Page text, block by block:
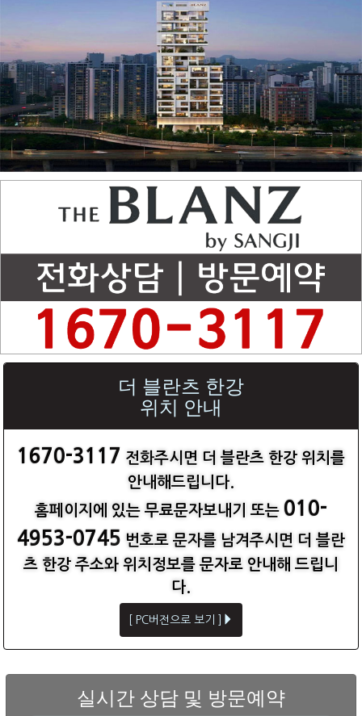
더 블란츠 한강
위치 안내
1670-3117 전화주시면 더 블란츠 한강 위치를
안내해드립니다.
홈페이지에 있는 무료문자보내기 또는 010-
4953-0745 번호로 문자를 남겨주시면 더 블란
츠 한강 주소와 위치정보를 문자로 안내해 드립니
다.
[ PC버전으로 보기 ]
실시간 상담 및 방문예약